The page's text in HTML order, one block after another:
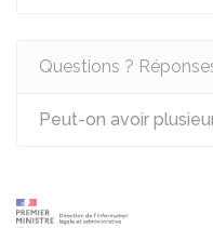
Questions ?
Peut-on avoir